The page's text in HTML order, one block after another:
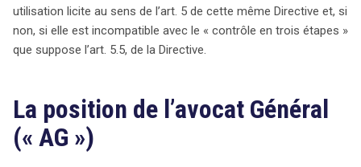
utilisation licite au sens de l’art. 5 de cette même Directive et, si
non, si elle est incompatible avec le « contrôle en trois étapes »
que suppose l’art. 5.5, de la Directive.
La position de l’avocat Général
(« AG »)